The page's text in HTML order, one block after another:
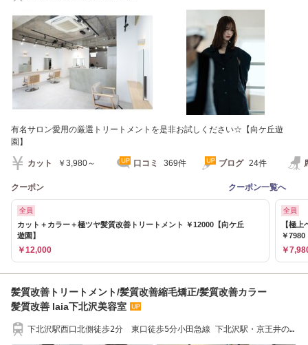
有名サロン愛用の厳選トリートメントを是非お試しください☆【向ケ丘遊
園】
カット ￥3,980～ 口コミ 369件 ブログ 24件
クーポン クーポン一覧へ
全員
カット＋カラー＋極ツヤ髪質改善トリートメント ￥12000【向ケ丘
遊園】
￥12,000
全員
【極
￥7980
￥
髪質改善トリートメント/髪質改善縮毛矯正/髪質改善カラー
髪質改善 laia下北沢美容室
下北沢駅西口北側徒歩2分 東口徒歩5分小田急線 下北沢駅・京王井の